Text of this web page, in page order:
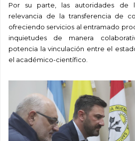
Por su parte, las autoridades de
relevancia de la transferencia de
ofreciendo servicios al entramado
inquietudes de manera
potencia la vinculación entre el
el académico-científico.